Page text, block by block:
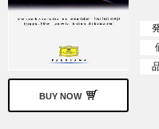
BUY NOW